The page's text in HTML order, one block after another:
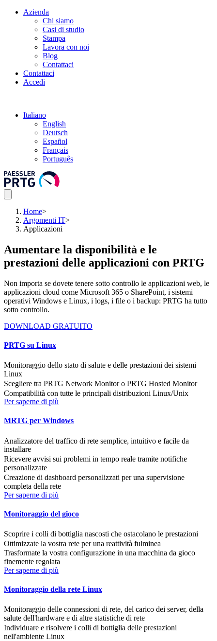
Azienda
Chi siamo
Casi di studio
Stampa
Lavora con noi
Blog
Contattaci
Contattaci
Accedi
Italiano
English
Deutsch
Español
Français
Português
Home>
Argomenti IT>
Applicazioni
Aumentare la disponibilità e le
prestazioni delle applicazioni con PRTG
Non importa se dovete tenere sotto controllo le applicazioni web, le
applicazioni cloud come Microsoft 365 o SharePoint, i sistemi
operativi Windows e Linux, i logs, i file o i backup: PRTG ha tutto
sotto controllo.
DOWNLOAD GRATUITO
PRTG su Linux
Monitoraggio dello stato di salute e delle prestazioni dei sistemi
Linux
Scegliere tra PRTG Network Monitor o PRTG Hosted Monitor
Compatibilità con tutte le principali distribuzioni Linux/Unix
Per saperne di più
MRTG per Windows
Analizzatore del traffico di rete semplice, intuitivo e facile da
installare
Ricevere avvisi sui problemi in tempo reale tramite notifiche
personalizzate
Creazione di dashboard personalizzati per una supervisione
completa della rete
Per saperne di più
Monitoraggio del gioco
Scoprire i colli di bottiglia nascosti che ostacolano le prestazioni
Ottimizzate la vostra rete per una reattività fulminea
Trasformate la vostra configurazione in una macchina da gioco
finemente regolata
Per saperne di più
Monitoraggio della rete Linux
Monitoraggio delle connessioni di rete, del carico dei server, della
salute dell'hardware e di altre statistiche di rete
Individuare e risolvere i colli di bottiglia delle prestazioni
nell'ambiente Linux